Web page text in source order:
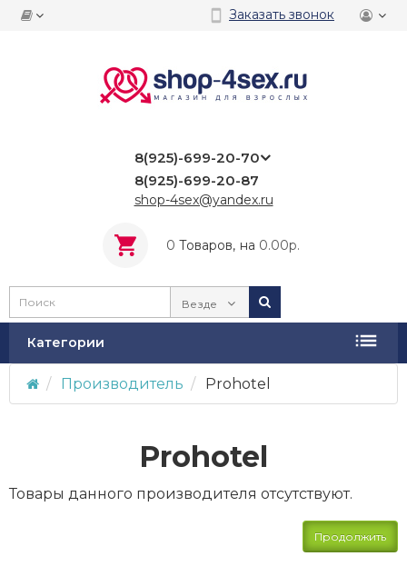
Заказать звонок
8(925)-699-20-70
8(925)-699-20-87
shop-4sex@yandex.ru
0 Tоваров, на 0.00р.
Везде
Категории
Производитель Prohotel
Prohotel
Товары данного производителя отсутствуют.
Продолжить